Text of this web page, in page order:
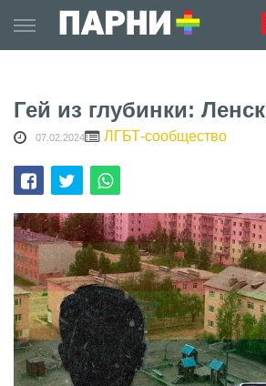
to
content
Гей из глубинки: Ленск
07.02.2024 ЛГБТ-сообщество